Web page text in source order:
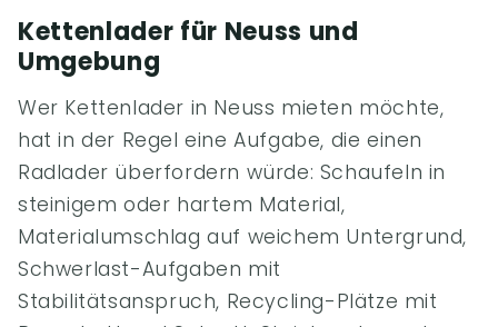
Kettenlader für Neuss und
Umgebung
Wer Kettenlader in Neuss mieten möchte,
hat in der Regel eine Aufgabe, die einen
Radlader überfordern würde: Schaufeln in
steinigem oder hartem Material,
Materialumschlag auf weichem Untergrund,
Schwerlast-Aufgaben mit
Stabilitätsanspruch, Recycling-Plätze mit